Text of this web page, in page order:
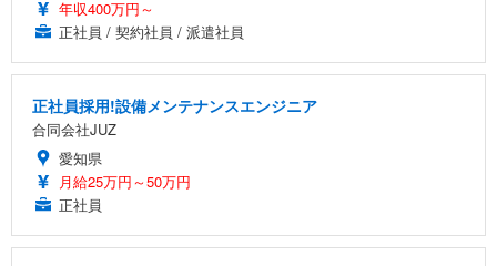
年収400万円～
正社員 / 契約社員 / 派遣社員
正社員採用!設備メンテナンスエンジニア
合同会社JUZ
愛知県
月給25万円～50万円
正社員